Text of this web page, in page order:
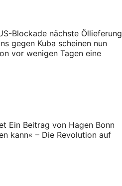
Blockade nächste Öllieferung
gegen Kuba scheinen nun
vor wenigen Tagen eine
Ein Beitrag von Hagen Bonn
kann« – Die Revolution auf